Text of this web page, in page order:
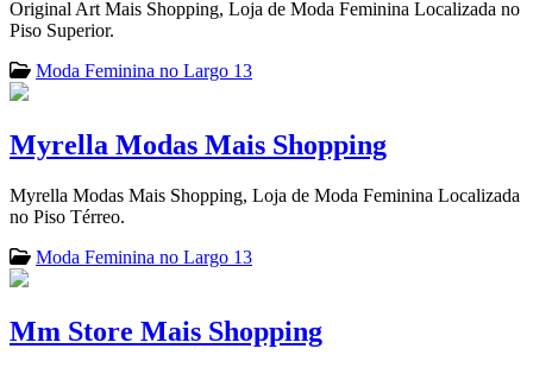
Original Art Mais Shopping, Loja de Moda Feminina Localizada no
Piso Superior.
Moda Feminina no Largo 13
Myrella Modas Mais Shopping
Myrella Modas Mais Shopping, Loja de Moda Feminina Localizada
no Piso Térreo.
Moda Feminina no Largo 13
Mm Store Mais Shopping